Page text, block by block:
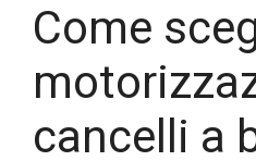
Come
cancelli a